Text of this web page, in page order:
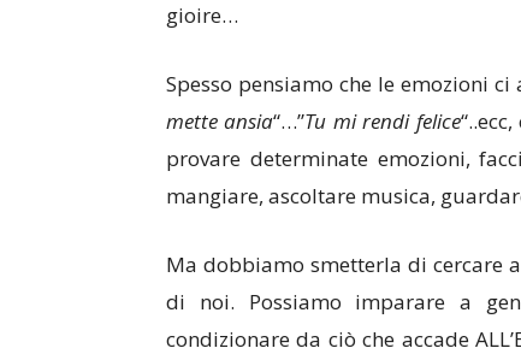
gioire…
Spesso pensiamo che le emozioni ci
mette ansia“…”Tu mi rendi felice
provare determinate emozioni,
mangiare, ascoltare musica,
Ma dobbiamo smetterla di cercare
di noi. Possiamo imparare a
condizionare da ciò che accade